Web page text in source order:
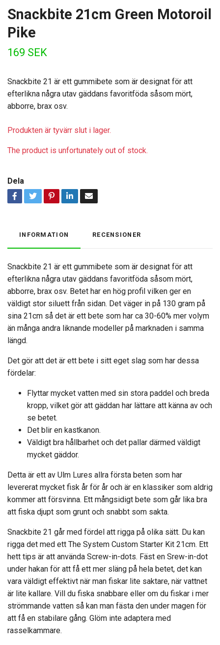
Snackbite 21cm Green Motoroil
Pike
169 SEK
Snackbite 21 är ett gummibete som är designat för att
efterlikna några utav gäddans favoritföda såsom mört,
abborre, brax osv.
Produkten är tyvärr slut i lager.
The product is unfortunately out of stock.
Dela
INFORMATION RECENSIONER
Snackbite 21 är ett gummibete som är designat för att
efterlikna några utav gäddans favoritföda såsom mört,
abborre, brax osv. Betet har en hög profil vilken ger en
väldigt stor siluett från sidan. Det väger in på 130 gram på
sina 21cm så det är ett bete som har ca 30-60% mer volym
än många andra liknande modeller på marknaden i samma
längd.
Det gör att det är ett bete i sitt eget slag som har dessa
fördelar:
Flyttar mycket vatten med sin stora paddel och breda
kropp, vilket gör att gäddan har lättare att känna av och
se betet.
Det blir en kastkanon.
Väldigt bra hållbarhet och det pallar därmed väldigt
mycket gäddor.
Detta är ett av Ulm Lures allra första beten som har
levererat mycket fisk år för år och är en klassiker som aldrig
kommer att försvinna. Ett mångsidigt bete som går lika bra
att fiska djupt som grunt och snabbt som sakta.
Snackbite 21 går med fördel att rigga på olika sätt. Du kan
rigga det med ett The System Custom Starter Kit 21cm. Ett
hett tips är att använda Screw-in-dots. Fäst en Srew-in-dot
under hakan för att få ett mer släng på hela betet, det kan
vara väldigt effektivt när man fiskar lite saktare, när vattnet
är lite kallare. Vill du fiska snabbare eller om du fiskar i mer
strömmande vatten så kan man fästa den under magen för
att få en stabilare gång. Glöm inte adaptera med
rasselkammare.